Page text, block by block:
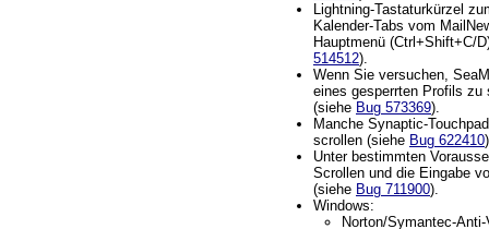
Lightning-Tastaturkürzel
Kalender-Tabs vom
Hauptmenü (Ctrl+Shift+C/
514512).
Wenn Sie versuchen,
eines gesperrten Profils zu
(siehe Bug 573369).
Manche Synaptic-
scrollen (siehe Bug 622410
Unter bestimmten
Scrollen und die Eingabe
(siehe Bug 711900).
Windows:
Norton/Symantec-